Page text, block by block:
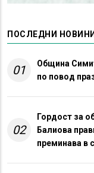
ПОСЛЕДНИ НОВИНИ
01
Община
по повод
02
Гордост за
Балиова
преминава в